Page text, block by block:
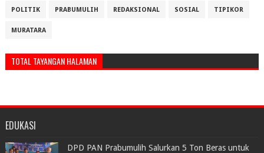
POLITIK PRABUMULIH REDAKSIONAL SOSIAL TIPIKOR
MURATARA
TOTAL TAYANGAN HALAMAN
EDUKASI
DPD PAN Prabumulih Salurkan 5 Ton Beras untuk